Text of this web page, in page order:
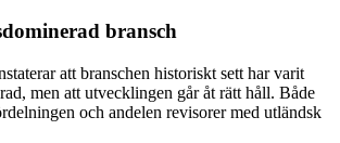
bransch
att branschen historiskt sett har varit
men att utvecklingen går åt rätt håll. Både
och andelen revisorer med utländsk